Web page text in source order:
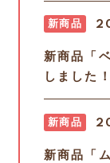
新商品
新商品「
しました！
新商品
新商品「